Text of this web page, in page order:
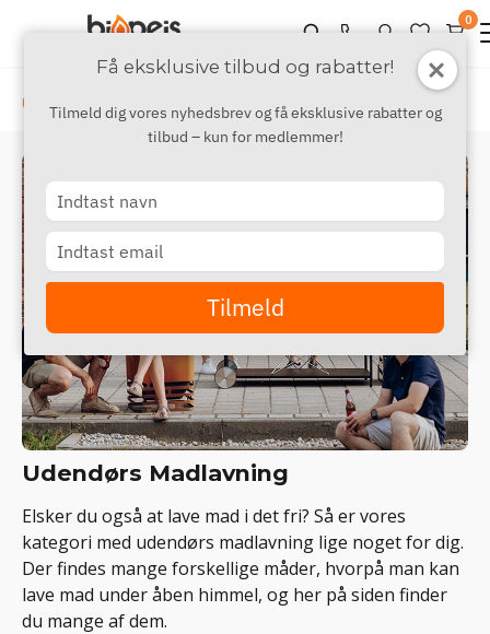
Få eksklusive tilbud og rabatter!
Tilmeld dig vores nyhedsbrev og få eksklusive rabatter og
tilbud – kun for medlemmer!
Type
your
name
Type
your
email
Tilmeld
0
Udendørs › Udendørs madlavning
Udendørs Madlavning
Elsker du også at lave mad i det fri? Så er vores
kategori med udendørs madlavning lige noget for dig.
Der findes mange forskellige måder, hvorpå man kan
lave mad under åben himmel, og her på siden finder
du mange af dem.